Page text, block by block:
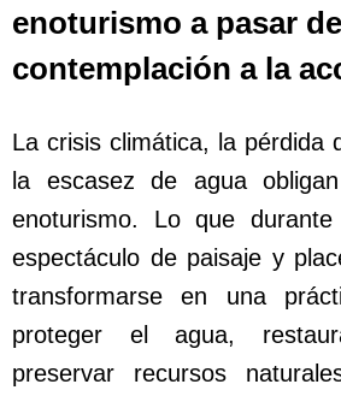
enoturismo a pasar
contemplación a la
La crisis climática, la pérdida
la escasez de agua
enoturismo. Lo que
espectáculo de paisaje y
transformarse en una
proteger el agua,
preservar recursos